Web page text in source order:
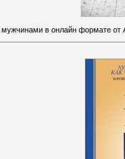
в онлайн формате от